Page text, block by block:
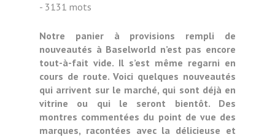
- 3131 mots
Notre panier à provisions rempli de
nouveautés à Baselworld n’est pas encore
tout-à-fait vide. Il s’est même regarni en
cours de route. Voici quelques nouveautés
qui arrivent sur le marché, qui sont déjà en
vitrine ou qui le seront bientôt. Des
montres commentées du point de vue des
marques, racontées avec la délicieuse et